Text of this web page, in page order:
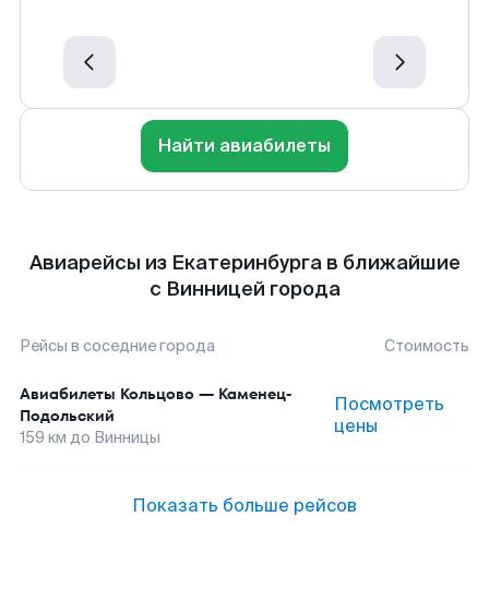
Найти авиабилеты
Авиарейсы из Екатеринбурга в ближайшие
с Винницей города
Рейсы в соседние города Стоимость
Авиабилеты Кольцово — Каменец-
Подольский
159 км до Винницы
Посмотреть
цены
Показать больше рейсов